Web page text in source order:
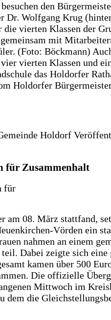
den
Dr. Wolfgang Krug
vierten Klassen der
mit
(Foto: Böckmann)
vierten Klassen und
das Holdorfer
Holdorfer
Holdorf
für Zusammenhalt
am 08. März stattfand,
Vörden ein
nahmen an einem
Dabei zeigte sich eine
kamen über 500
Die offizielle
Mittwoch im
dem die